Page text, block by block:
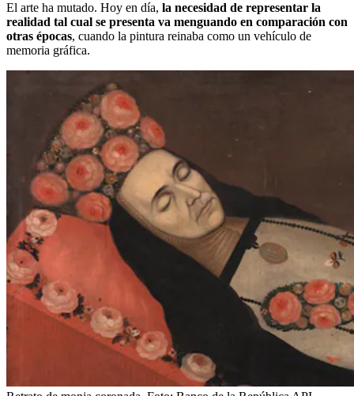
El arte ha mutado. Hoy en día, la necesidad de representar la
realidad tal cual se presenta va menguando en comparación con
otras épocas, cuando la pintura reinaba como un vehículo de
memoria gráfica.